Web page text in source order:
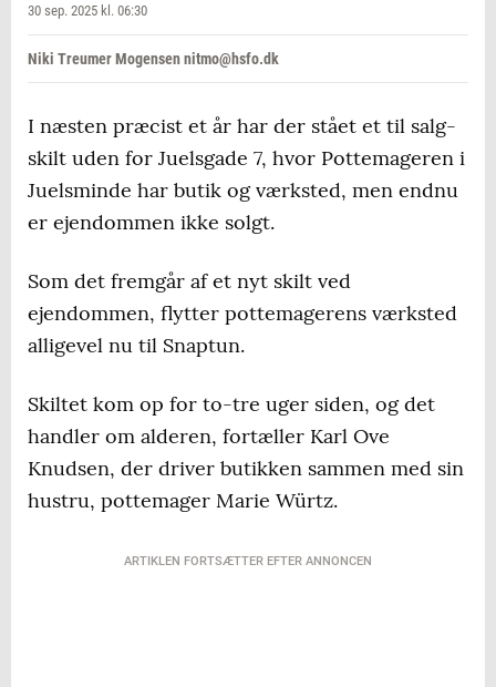
30 sep. 2025 kl. 06:30
Niki Treumer Mogensen nitmo@hsfo.dk
I næsten præcist et år har der stået et til salg-
skilt uden for Juelsgade 7, hvor Pottemageren i
Juelsminde har butik og værksted, men endnu
er ejendommen ikke solgt.
Som det fremgår af et nyt skilt ved
ejendommen, flytter pottemagerens værksted
alligevel nu til Snaptun.
Skiltet kom op for to-tre uger siden, og det
handler om alderen, fortæller Karl Ove
Knudsen, der driver butikken sammen med sin
hustru, pottemager Marie Würtz.
ARTIKLEN FORTSÆTTER EFTER ANNONCEN